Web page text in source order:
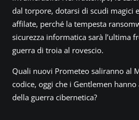
dal torpore, dotarsi di scudi magici
affilate, perché la tempesta
sicurezza informatica sarà l’ultima
guerra di troia al rovescio.
Quali nuovi Prometeo saliranno al
codice, oggi che i Gentlemen hanno
della guerra cibernetica?